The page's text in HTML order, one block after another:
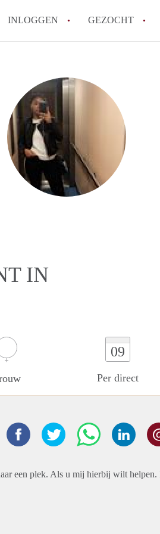
INLOGGEN GEZOCHT
How to translate
Wat is
Hoeveel kost het om te
Wat is de privacyverklaring
Berekent
makelaarsvergoeding/
Alle veelgestelde vragen
IN
09
Per direct
een plek. Als u mij hierbij wilt helpen.